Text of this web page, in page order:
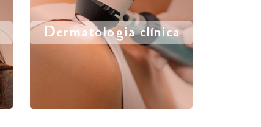
Dermatologia clínica